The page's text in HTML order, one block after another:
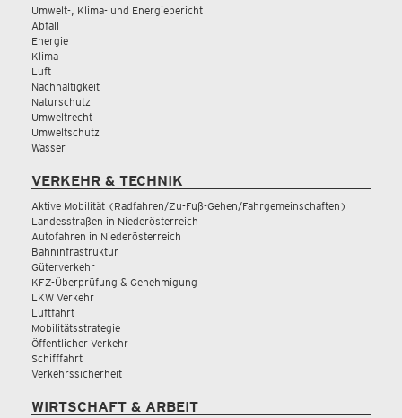
Umwelt-, Klima- und Energiebericht
Abfall
Energie
Klima
Luft
Nachhaltigkeit
Naturschutz
Umweltrecht
Umweltschutz
Wasser
VERKEHR & TECHNIK
Aktive Mobilität (Radfahren/Zu-Fuß-Gehen/Fahrgemeinschaften)
Landesstraßen in Niederösterreich
Autofahren in Niederösterreich
Bahninfrastruktur
Güterverkehr
KFZ-Überprüfung & Genehmigung
LKW Verkehr
Luftfahrt
Mobilitätsstrategie
Öffentlicher Verkehr
Schifffahrt
Verkehrssicherheit
WIRTSCHAFT & ARBEIT